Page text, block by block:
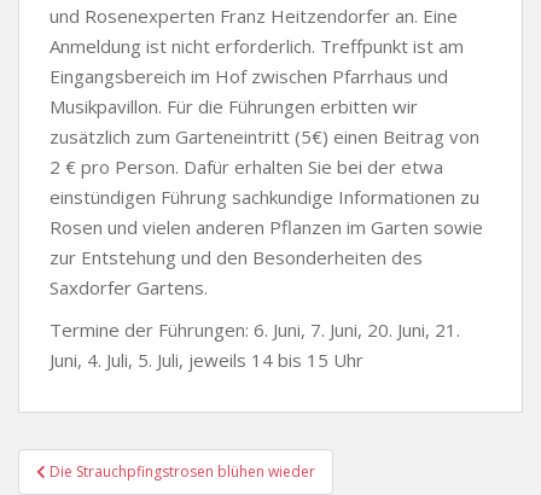
und Rosenexperten Franz Heitzendorfer an. Eine
Anmeldung ist nicht erforderlich. Treffpunkt ist am
Eingangsbereich im Hof zwischen Pfarrhaus und
Musikpavillon. Für die Führungen erbitten wir
zusätzlich zum Garteneintritt (5€) einen Beitrag von
2 € pro Person. Dafür erhalten Sie bei der etwa
einstündigen Führung sachkundige Informationen zu
Rosen und vielen anderen Pflanzen im Garten sowie
zur Entstehung und den Besonderheiten des
Saxdorfer Gartens.
Termine der Führungen: 6. Juni, 7. Juni, 20. Juni, 21.
Juni, 4. Juli, 5. Juli, jeweils 14 bis 15 Uhr
Beitragsnavigation
Die Strauchpfingstrosen blühen wieder